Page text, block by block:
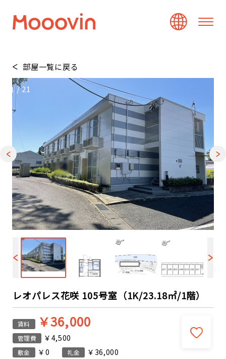
部屋一覧に戻る
1/21
レオパレス花咲 105号室（1K/23.18㎡/1階）
賃料 ￥36,000
管理費 ￥4,500
敷金 ￥0 礼金 ￥36,000